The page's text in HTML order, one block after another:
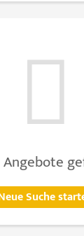
Suche